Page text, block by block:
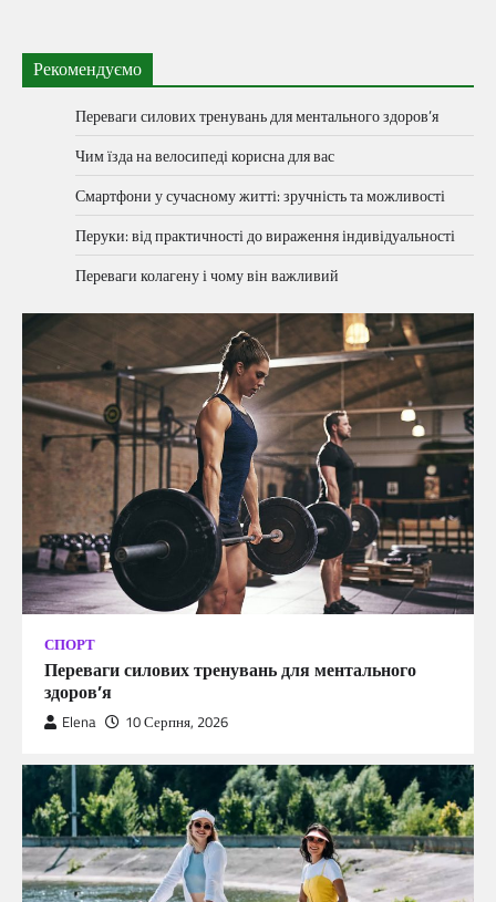
Рекомендуємо
Переваги силових тренувань для ментального здоров’я
Чим їзда на велосипеді корисна для вас
Смартфони у сучасному житті: зручність та можливості
Перуки: від практичності до вираження індивідуальності
Переваги колагену і чому він важливий
СПОРТ
Переваги силових тренувань для ментального
здоров’я
Elena 10 Серпня, 2026